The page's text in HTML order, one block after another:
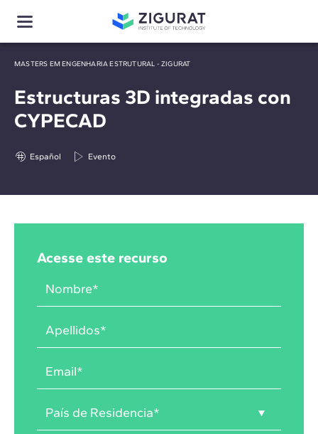
MASTERS EM ENGENHARIA ESTRUTURAL - ZIGURAT
Estructuras 3D integradas con
CYPECAD
Español Evento
Acesse este recurso